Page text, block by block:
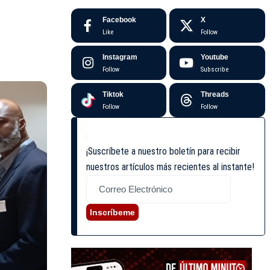
Facebook
Like
X
Follow
Instagram
Follow
Youtube
Subscribe
Tiktok
Follow
Threads
Follow
¡Suscríbete a nuestro boletín para recibir
nuestros artículos más recientes al instante!
Inscríbeme